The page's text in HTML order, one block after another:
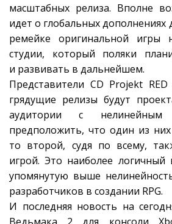
масштабных релиза. Вполне
идет о глобальных дополнениях
ремейке оригинальной
студии, который поляки
и развивать в дальнейшем.
Представители CD Projekt
грядущие релизы будут
аудитории с
предположить, что один из
то второй, судя по всему,
игрой. Это наиболее логичный
упомянутую выше
разработчиков в создании RPG.
И последняя новость на